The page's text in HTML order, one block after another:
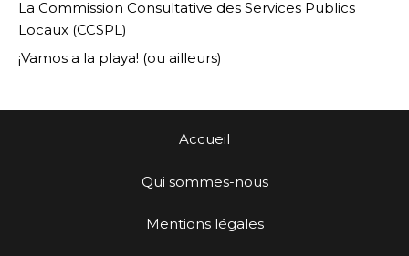
La Commission Consultative des Services Publics
Locaux (CCSPL)
¡Vamos a la playa! (ou ailleurs)
Accueil
Qui sommes-nous
Mentions légales